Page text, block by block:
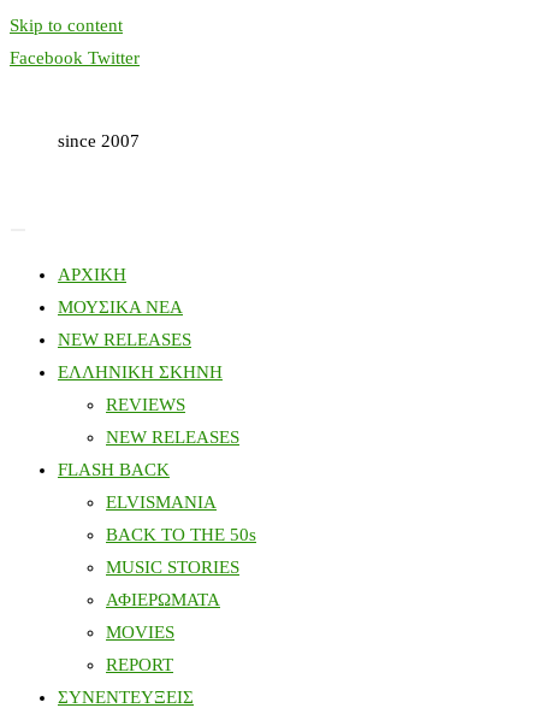
Skip to content
Facebook Twitter
since 2007
ΑΡΧΙΚΗ
ΜΟΥΣΙΚΑ ΝΕΑ
NEW RELEASES
ΕΛΛΗΝΙΚΗ ΣΚΗΝΗ
REVIEWS
NEW RELEASES
FLASH BACK
ELVISMANIA
BACK TO THE 50s
MUSIC STORIES
ΑΦΙΕΡΩΜΑΤΑ
MOVIES
REPORT
ΣΥΝΕΝΤΕΥΞΕΙΣ